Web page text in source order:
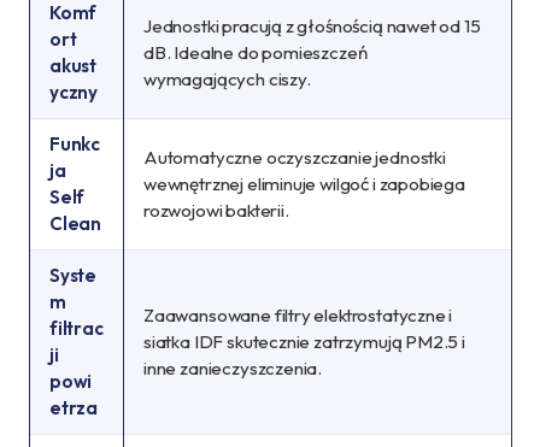
Komf
ort
akust
yczny
Jednostki pracują z głośnością nawet od 15
dB. Idealne do pomieszczeń
wymagających ciszy.
Funkc
ja
Self
Clean
Automatyczne oczyszczanie jednostki
wewnętrznej eliminuje wilgoć i zapobiega
rozwojowi bakterii.
Syste
m
filtrac
ji
powi
etrza
Zaawansowane filtry elektrostatyczne i
siatka IDF skutecznie zatrzymują PM2.5 i
inne zanieczyszczenia.